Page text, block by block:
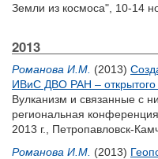
Земли из космоса", 10-14
2013
Романова И.М. (2013)
ИВиС ДВО РАН –
Вулканизм и связанные с
региональная
2013 г., Петропавловск-
Романова И.М. (2013)